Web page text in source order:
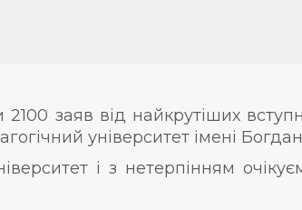
заяв від найкрутіших
університет імені
і з нетерпінням